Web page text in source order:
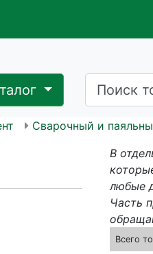
Сварочный и
В
любые
Часть
Всего